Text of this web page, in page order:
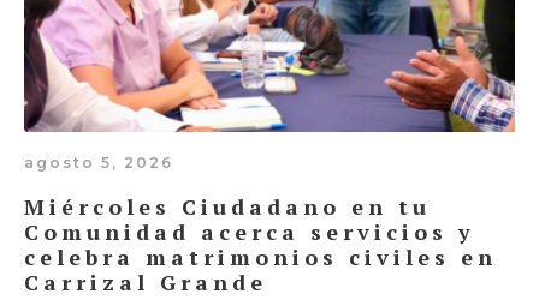
agosto 5, 2026
Miércoles Ciudadano en tu
Comunidad acerca servicios y
celebra matrimonios civiles en
Carrizal Grande